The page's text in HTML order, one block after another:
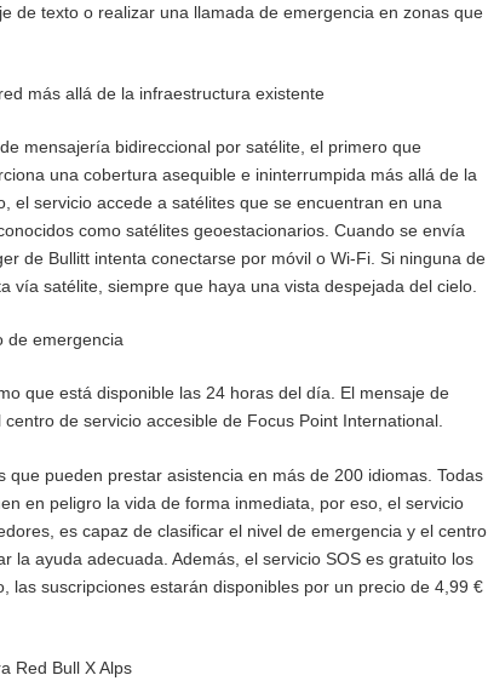
de texto o realizar una llamada de emergencia en zonas que
más allá de la infraestructura existente
mensajería bidireccional por satélite, el primero que
una cobertura asequible e ininterrumpida más allá de la
el servicio accede a satélites que se encuentran en una
como satélites geoestacionarios. Cuando se envía
de Bullitt intenta conectarse por móvil o Wi-Fi. Si ninguna de
vía satélite, siempre que haya una vista despejada del cielo.
de emergencia
que está disponible las 24 horas del día. El mensaje de
de servicio accesible de Focus Point International.
pueden prestar asistencia en más de 200 idiomas. Todas
en peligro la vida de forma inmediata, por eso, el servicio
es capaz de clasificar el nivel de emergencia y el centro
la ayuda adecuada. Además, el servicio SOS es gratuito los
las suscripciones estarán disponibles por un precio de 4,99 €
Red Bull X Alps